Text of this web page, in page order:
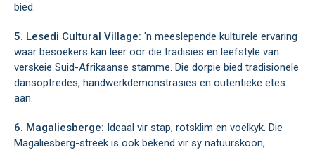
bied.
5. Lesedi Cultural Village: 'n meeslepende kulturele ervaring
waar besoekers kan leer oor die tradisies en leefstyle van
verskeie Suid-Afrikaanse stamme. Die dorpie bied tradisionele
dansoptredes, handwerkdemonstrasies en outentieke etes
aan.
6. Magaliesberge: Ideaal vir stap, rotsklim en voëlkyk. Die
Magaliesberg-streek is ook bekend vir sy natuurskoon,